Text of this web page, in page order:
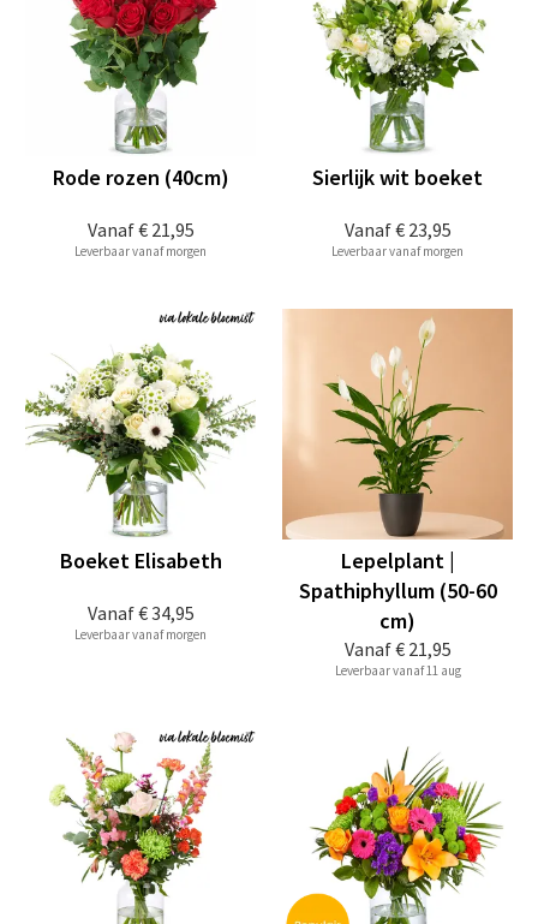
Vanaf€ 21,95
Rode rozen (40cm)
Leverbaar vanaf morgen
Vanaf€ 23,95
Sierlijk wit boeket
Leverbaar vanaf morgen
Vanaf€ 34,95
Boeket Elisabeth
Leverbaar vanaf morgen
Vanaf€ 21,95
Lepelplant |
Spathiphyllum (50-60
cm)
Leverbaar vanaf 11 aug